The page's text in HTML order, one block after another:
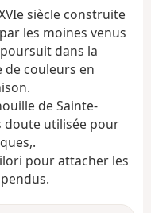
v
i
siècle construite
les moines venus
dans la
de couleurs en
de Sainte-
doute utilisée pour
pour attacher les